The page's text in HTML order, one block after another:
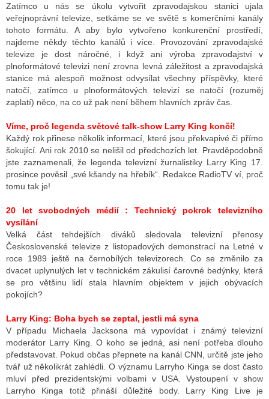
Zatímco u nás se úkolu vytvořit zpravodajskou stanici ujala
veřejnoprávní televize, setkáme se ve světě s komerčními kanály
tohoto formátu. A aby bylo vytvořeno konkurenční prostředí,
najdeme někdy těchto kanálů i více. Provozování zpravodajské
televize je dost náročné, i když ani výroba zpravodajství v
plnoformátové televizi není zrovna levná záležitost a zpravodajská
stanice má alespoň možnost odvysílat všechny příspěvky, které
natočí, zatímco u plnoformátových televizí se natočí (rozuměj
zaplatí) něco, na co už pak není během hlavních zpráv čas.
Víme, proč legenda světové talk-show Larry King končí!
Každý rok přinese několik informací, které jsou překvapivé či přímo
šokující. Ani rok 2010 se nelišil od předchozích let. Pravděpodobně
jste zaznamenali, že legenda televizní žurnalistiky Larry King 17.
prosince pověsil „své kšandy na hřebík“. Redakce RadioTV ví, proč
tomu tak je!
20 let svobodných médií : Technický pokrok televizního
vysílání
Velká část tehdejších diváků sledovala televizní přenosy
Československé televize z listopadových demonstrací na Letné v
roce 1989 ještě na černobílých televizorech. Co se změnilo za
dvacet uplynulých let v technickém zákulisí čarovné bedýnky, která
se pro většinu lidí stala hlavním objektem v jejich obývacích
pokojích?
Larry King: Boha bych se zeptal, jestli má syna
V případu Michaela Jacksona má vypovídat i známý televizní
moderátor Larry King. O koho se jedná, asi není potřeba dlouho
představovat. Pokud občas přepnete na kanál CNN, určitě jste jeho
tvář už několikrát zahlédli. O významu Larryho Kinga se dost často
mluví před prezidentskými volbami v USA. Vystoupení v show
Larryho Kinga totiž přináší důležité body. Larry King Live je